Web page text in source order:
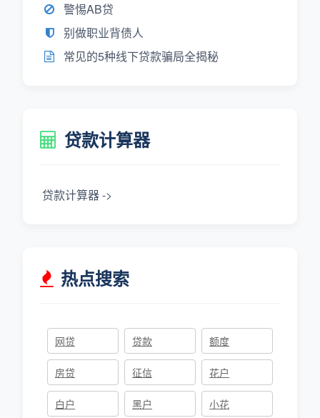
警惕AB贷
别做职业背债人
常见的5种线下贷款骗局全揭秘
贷款计算器
贷款计算器 ->
热点搜索
网贷 贷款 额度
房贷 征信 花户
白户 黑户 小花